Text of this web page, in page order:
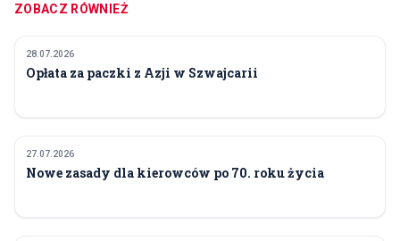
ZOBACZ RÓWNIEŻ
POLITYKA I GOSPODARKA
28.07.2026
Opłata za paczki z Azji w Szwajcarii
POLITYKA I GOSPODARKA
27.07.2026
Nowe zasady dla kierowców po 70. roku życia